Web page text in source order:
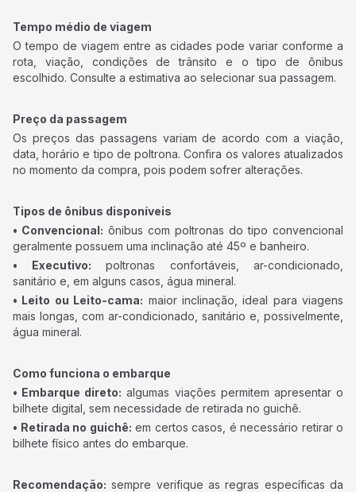
Tempo médio de viagem
O tempo de viagem entre as cidades pode variar conforme a
rota, viação, condições de trânsito e o tipo de ônibus
escolhido. Consulte a estimativa ao selecionar sua passagem.
Preço da passagem
Os preços das passagens variam de acordo com a viação,
data, horário e tipo de poltrona. Confira os valores atualizados
no momento da compra, pois podem sofrer alterações.
Tipos de ônibus disponíveis
• Convencional: ônibus com poltronas do tipo convencional
geralmente possuem uma inclinação até 45º e banheiro.
• Executivo: poltronas confortáveis, ar-condicionado,
sanitário e, em alguns casos, água mineral.
• Leito ou Leito-cama: maior inclinação, ideal para viagens
mais longas, com ar-condicionado, sanitário e, possivelmente,
água mineral.
Como funciona o embarque
• Embarque direto: algumas viações permitem apresentar o
bilhete digital, sem necessidade de retirada no guichê.
• Retirada no guichê: em certos casos, é necessário retirar o
bilhete físico antes do embarque.
Recomendação: sempre verifique as regras específicas da